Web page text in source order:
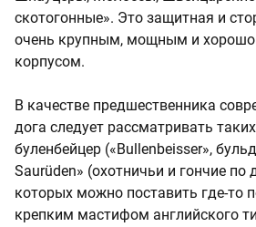
скотогонные». Это защитная и
очень крупным, мощным и
корпусом.
В качестве предшественника
дога следует рассматривать
буленбейцер («Bullenbeisser»,
Saurüden» (охотничьи и гончие по
которых можно поставить где-то
крепким мастифом английского